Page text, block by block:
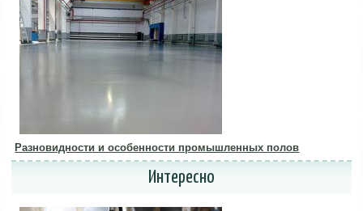
Разновидности и особенности промышленных полов
Интересно